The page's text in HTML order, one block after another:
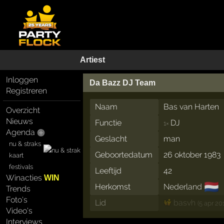
Artiest
Inloggen
Registreren
Overzicht
Nieuws
Agenda
nu & straks
kaart
festivals
WinactiesWIN
Trends
Foto's
Video's
Interviews
Da Bazz DJ Team
Naam
Bas van Harten
Functie
1× DJ
Geslacht
man
Geboortedatum
26 oktober 1983
Leeftijd
42
Herkomst
Nederland 🇳🇱
Lid basvh (5 apr